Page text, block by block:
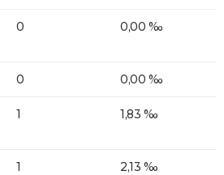
0 0,00 ‰
0 0,00 ‰
1 1,83 ‰
1 2,13 ‰